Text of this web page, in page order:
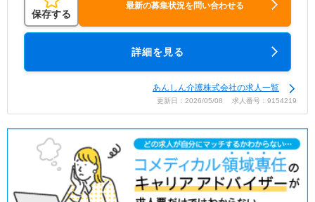
保存する
最新の募集状況を問い合わせる
詳細を見る
あんしん介護株式会社の求人一覧
更新日：2026/05/08 求人番号：9154219